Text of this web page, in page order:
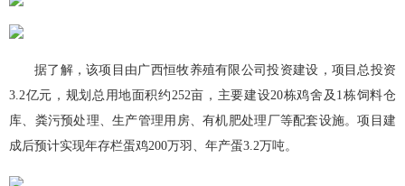
据了解，该项目由广西恒牧养殖有限公司投资建设，项目总投资
3.2亿元，规划总用地面积约252亩，主要建设20栋鸡舍及1栋饲料仓
库、粪污预处理、生产管理用房、有机肥处理厂等配套设施。项目建
成后预计实现年存栏蛋鸡200万羽、年产蛋3.2万吨。